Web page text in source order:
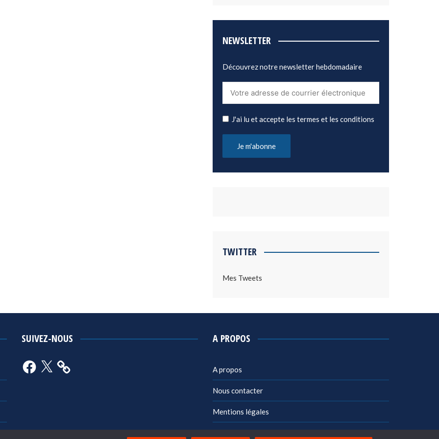
NEWSLETTER
Découvrez notre newsletter hebdomadaire
J'ai lu et accepte les termes et les conditions
TWITTER
Mes Tweets
SUIVEZ-NOUS
Facebook
X
A PROPOS
A propos
Nous contacter
Mentions légales
Politique de confidentialité